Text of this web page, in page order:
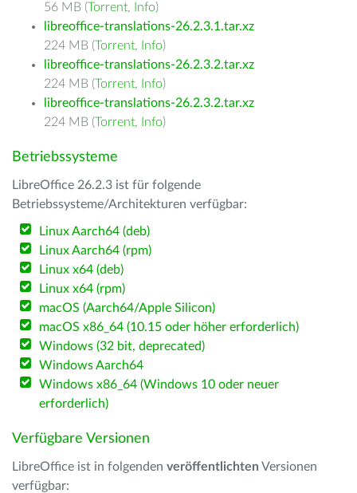
56 MB (Torrent, Info)
libreoffice-translations-26.2.3.1.tar.xz
224 MB (Torrent, Info)
libreoffice-translations-26.2.3.2.tar.xz
224 MB (Torrent, Info)
libreoffice-translations-26.2.3.2.tar.xz
224 MB (Torrent, Info)
Betriebssysteme
LibreOffice 26.2.3 ist für folgende
Betriebssysteme/Architekturen verfügbar:
Linux Aarch64 (deb)
Linux Aarch64 (rpm)
Linux x64 (deb)
Linux x64 (rpm)
macOS (Aarch64/Apple Silicon)
macOS x86_64 (10.15 oder höher erforderlich)
Windows (32 bit, deprecated)
Windows Aarch64
Windows x86_64 (Windows 10 oder neuer
erforderlich)
Verfügbare Versionen
LibreOffice ist in folgenden veröffentlichten Versionen
verfügbar: